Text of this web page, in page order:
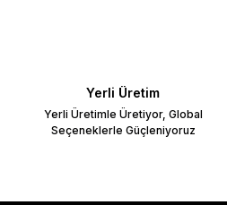
Yerli Üretim
Yerli Üretimle Üretiyor, Global
Seçeneklerle Güçleniyoruz